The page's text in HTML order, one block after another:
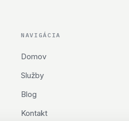
NAVIGÁCIA
Domov
Služby
Blog
Kontakt